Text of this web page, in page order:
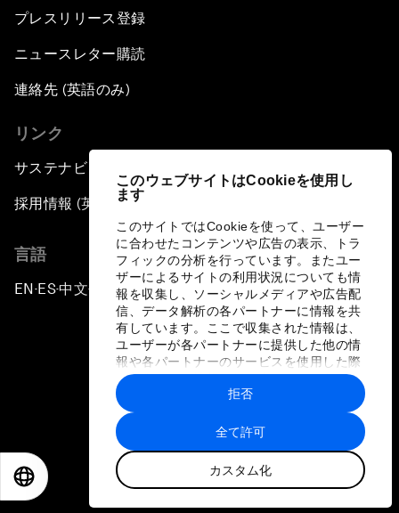
このウェブサイトはCookieを使用し
ます
このサイトではCookieを使って、ユーザー
に合わせたコンテンツや広告の表示、トラ
フィックの分析を行っています。またユー
ザーによるサイトの利用状況についても情
報を収集し、ソーシャルメディアや広告配
信、データ解析の各パートナーに情報を共
有しています。ここで収集された情報は、
ユーザーが各パートナーに提供した他の情
報や各パートナーのサービスを使用した際
に収集された情報と組み合わされ、各パー
トナーによって使用されることがありま
す。
全て許可
カスタム化
拒否
プレスリリース登録
ニュースレター購読
連絡先 (英語のみ)
リンク
サステナビリティへの取り組み
採用情報 (英語のみ)
言語
EN ▪ ES▪中文▪ 日本語
プライバシーポリシーと利用規約
サイトマップ
©
世界経済フォーラム